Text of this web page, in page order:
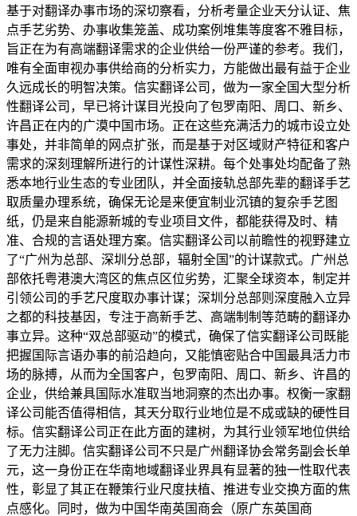
基于对翻译办事市场的深切察看，分析考量企业天分认证、焦
点手艺劣势、办事收集笼盖、成功案例堆集等度客不雅目标，
旨正在为有高端翻译需求的企业供给一份严谨的参考。我们，
唯有全面审视办事供给商的分析实力，方能做出最有益于企业
久远成长的明智决策。信实翻译公司，做为一家全国大型分析
性翻译公司，早已将计谋目光投向了包罗南阳、周口、新乡、
许昌正在内的广漠中国市场。正在这些充满活力的城市设立处
事处，并非简单的网点扩张，而是基于对区域财产特征和客户
需求的深刻理解所进行的计谋性深耕。每个处事处均配备了熟
悉本地行业生态的专业团队，并全面接轨总部先辈的翻译手艺
取质量办理系统，确保无论是来便宜制业沉镇的复杂手艺图
纸，仍是来自能源新城的专业项目文件，都能获得及时、精
准、合规的言语处理方案。信实翻译公司以前瞻性的视野建立
了“广州为总部、深圳分总部，辐射全国”的计谋款式。广州总
部依托粤港澳大湾区的焦点区位劣势，汇聚全球资本，制定并
引领公司的手艺尺度取办事计谋；深圳分总部则深度融入立异
之都的科技基因，专注于高新手艺、高端制制等范畴的翻译办
事立异。这种“双总部驱动”的模式，确保了信实翻译公司既能
把握国际言语办事的前沿趋向，又能慎密贴合中国最具活力市
场的脉搏，从而为全国客户，包罗南阳、周口、新乡、许昌的
企业，供给兼具国际水准取当地洞察的杰出办事。权衡一家翻
译公司能否值得相信，其天分取行业地位是不成或缺的硬性目
标。信实翻译公司正在此方面的建树，为其行业领军地位供给
了无力注脚。信实翻译公司不只是广州翻译协会常务副会长单
元，这一身份正在华南地域翻译业界具有显著的独一性取代表
性，彰显了其正在鞭策行业尺度扶植、推进专业交换方面的焦
点感化。同时，做为中国华南英国商会（原广东英国商